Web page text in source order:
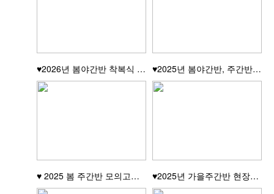
♥2026년 봄야간반 착복식 현장♥ ♥2025년 봄야간반, 주간반 졸업식현장입니다
♥ 2025 봄 주간반 모의고사 만점자 시상식 ♥ ♥2025년 가을주간반 현장실습 라운딩♥